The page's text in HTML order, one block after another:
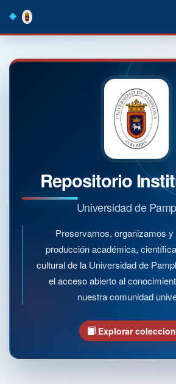
navigation
Repositorio
Universidad de
Preservamos, organizamos
producción académica,
cultural de la Universidad de
el acceso abierto al
nuestra comunidad
Explorar